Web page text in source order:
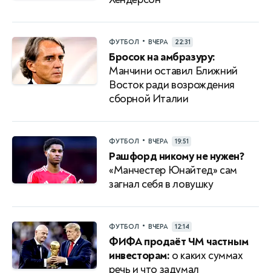
ФУТБОЛ • ВЧЕРА 22:31
Бросок на амбразуру:
Манчини оставил Ближний
Восток ради возрождения
сборной Италии
ФУТБОЛ • ВЧЕРА 19:51
Рашфорд никому не нужен?
«Манчестер Юнайтед» сам
загнал себя в ловушку
ФУТБОЛ • ВЧЕРА 12:14
ФИФА продаёт ЧМ частным
инвесторам: о каких суммах
речь и что задумал